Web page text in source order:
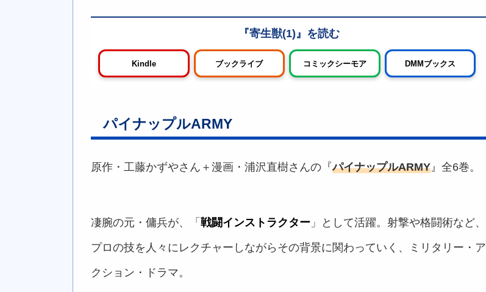
寄生獣(1)
Kindle ブックライブ コミックシーモア DMMブックス
パイナップルARMY
原作・工藤かずやさん＋漫画・浦沢直樹さんの『パイナップルARMY 』全6巻。
凄腕の元・傭兵が、「 戦闘インストラクター 」として活躍。射撃や格闘術など、
プロの技を人々にレクチャーしながらその背景に関わっていく、ミリタリー・ア
クション・ドラマ。